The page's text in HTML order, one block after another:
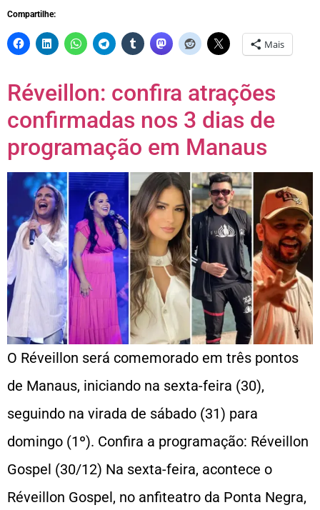
Compartilhe:
Mais
Réveillon: confira atrações
confirmadas nos 3 dias de
programação em Manaus
O Réveillon será comemorado em três pontos
de Manaus, iniciando na sexta-feira (30),
seguindo na virada de sábado (31) para
domingo (1º). Confira a programação: Réveillon
Gospel (30/12) Na sexta-feira, acontece o
Réveillon Gospel, no anfiteatro da Ponta Negra,